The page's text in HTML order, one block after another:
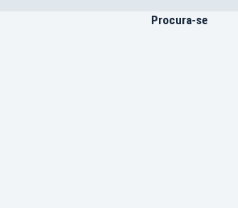
Procura-se